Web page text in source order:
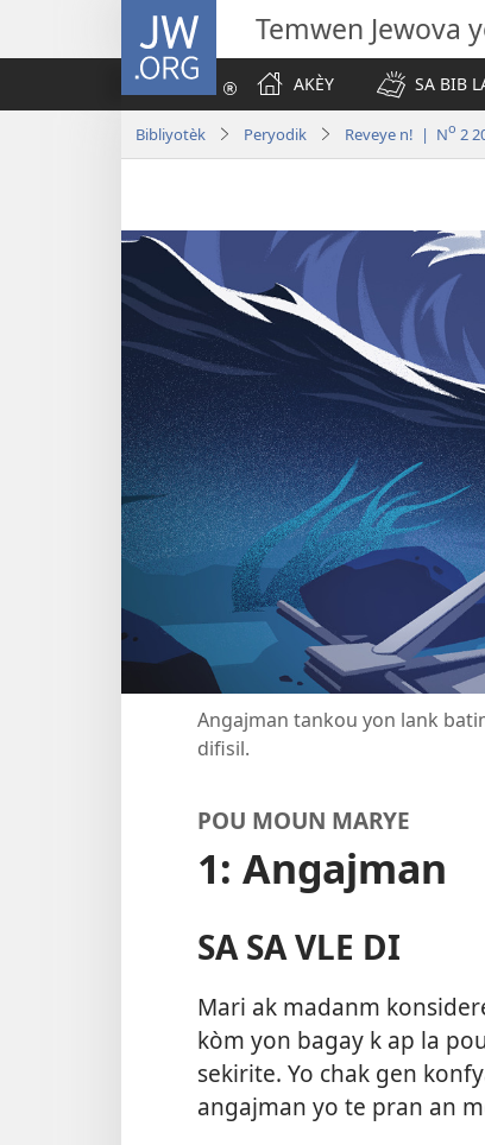
JW.ORG Temwen Jewova
AKÈY
SA BIB
Bibliyotèk Peryodik Reveye n! | No 2
Angajman tankou yon lank
difisil.
POU MOUN MARYE
1: Angajman
SA SA VLE DI
Mari ak madanm
kòm yon bagay k ap la
sekirite. Yo chak gen
angajman yo te pran an